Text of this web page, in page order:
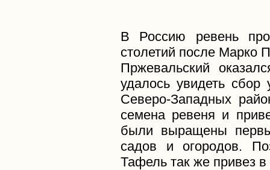
В Россию ревень
столетий после Марко
Пржевальский
удалось увидеть
Северо-Западных
семена ревеня и
были выращены
садов и огородов.
Тафель так же привез